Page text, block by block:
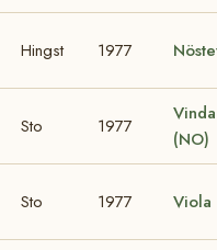
Hingst 1977
Sto 1977
(NO)
Sto 1977 Viola